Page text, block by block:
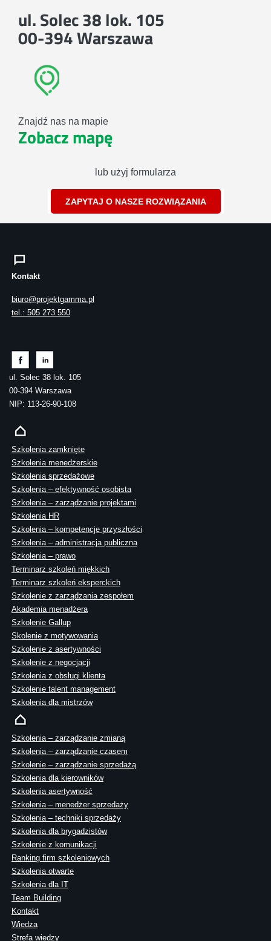
ul. Solec 38 lok. 105
00-394 Warszawa
Znajdź nas na mapie
Zobacz mapę
lub użyj formularza
ZAPYTAJ O NASZE ROZWIĄZANIA
Kontakt
biuro@projektgamma.pl
tel.: 505 273 550
ul. Solec 38 lok. 105
00-394 Warszawa
NIP: 113-26-90-108
Szkolenia zamknięte
Szkolenia menedżerskie
Szkolenia sprzedażowe
Szkolenia – efektywność osobista
Szkolenia – zarządzanie projektami
Szkolenia HR
Szkolenia – kompetencje przyszłości
Szkolenia – administracja publiczna
Szkolenia – prawo
Terminarz szkoleń miękkich
Terminarz szkoleń eksperckich
Szkolenie z zarządzania zespołem
Akademia menadżera
Szkolenie Gallup
Skolenie z motywowania
Szkolenie z asertywności
Szkolenie z negocjacji
Szkolenia z obsługi klienta
Szkolenie talent management
Szkolenia dla mistrzów
Szkolenia – zarządzanie zmianą
Szkolenia – zarządzanie czasem
Szkolenie – zarządzanie sprzedażą
Szkolenia dla kierowników
Szkolenia asertywność
Szkolenia – menedżer sprzedaży
Szkolenia – techniki sprzedaży
Szkolenia dla brygadzistów
Szkolenie z komunikacji
Ranking firm szkoleniowych
Szkolenia otwarte
Szkolenia dla IT
Team Building
Kontakt
Wiedza
Strefa wiedzy